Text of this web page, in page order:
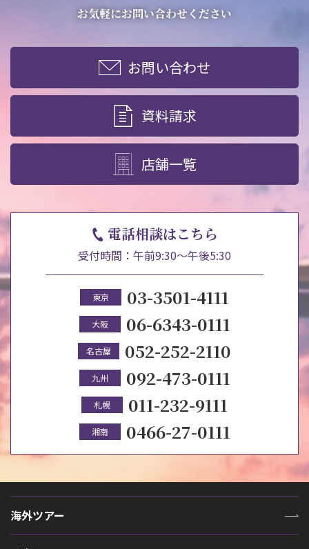
お気軽にお問い合わせください
お問い合わせ
資料請求
店舗一覧
電話相談はこちら
受付時間：午前9:30～午後5:30
東京 03-3501-4111
大阪 06-6343-0111
名古屋 052-252-2110
九州 092-473-0111
札幌 011-232-9111
湘南 0466-27-0111
海外ツアー